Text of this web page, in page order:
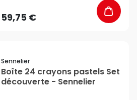
59,75 €
Sennelier
Boîte 24 crayons pastels Set
découverte - Sennelier